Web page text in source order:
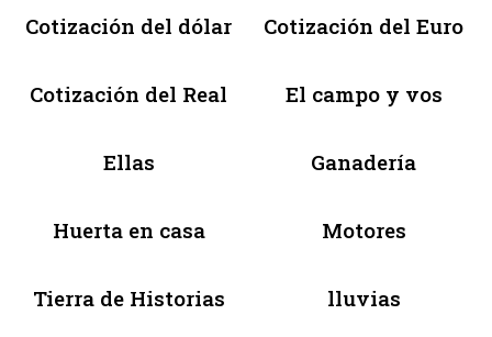
Cotización del dólar Cotización del Euro
Cotización del Real El campo y vos
Ellas Ganadería
Huerta en casa Motores
Tierra de Historias lluvias